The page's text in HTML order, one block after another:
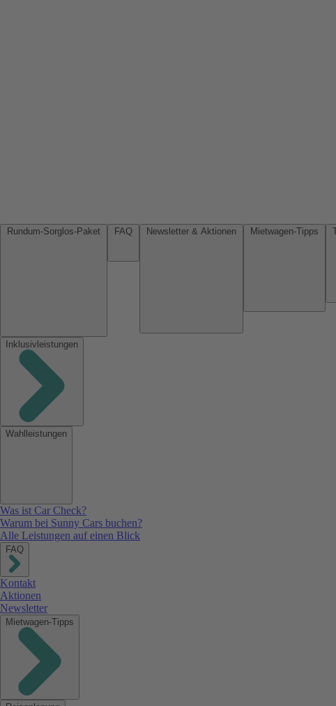
Inklusivleistungen
Wahlleistungen
Was ist Car Check?
Warum bei Sunny Cars buchen?
Alle Leistungen auf einen Blick
FAQ
Kontakt
Aktionen
Newsletter
Mietwagen-Tipps